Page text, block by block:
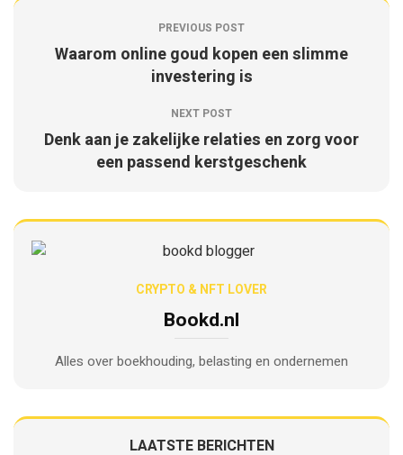
PREVIOUS POST
Waarom online goud kopen een slimme
investering is
NEXT POST
Denk aan je zakelijke relaties en zorg voor
een passend kerstgeschenk
CRYPTO & NFT LOVER
Bookd.nl
Alles over boekhouding, belasting en ondernemen
LAATSTE BERICHTEN